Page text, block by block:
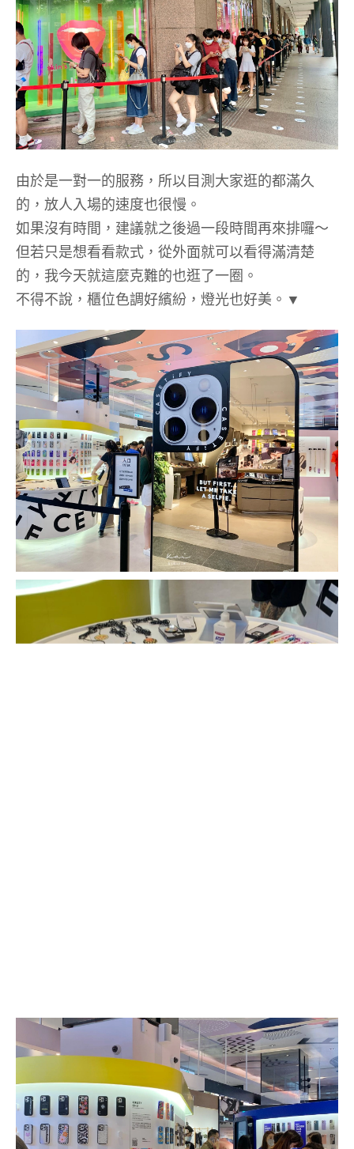
由於是一對一的服務，所以目測大家逛的都滿久
的，放人入場的速度也很慢。
如果沒有時間，建議就之後過一段時間再來排囉～
但若只是想看看款式，從外面就可以看得滿清楚
的，我今天就這麼克難的也逛了一圈。
不得不說，櫃位色調好繽紛，燈光也好美。▼